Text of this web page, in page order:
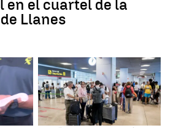
el cuartel de la
Llanes